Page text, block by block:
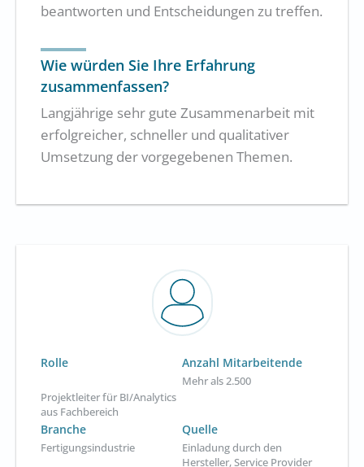
beantworten und Entscheidungen zu treffen.
Wie würden Sie Ihre Erfahrung
zusammenfassen?
Langjährige sehr gute Zusammenarbeit mit
erfolgreicher, schneller und qualitativer
Umsetzung der vorgegebenen Themen.
Rolle
Projektleiter für BI/Analytics
aus Fachbereich
Anzahl Mitarbeitende
Mehr als 2.500
Branche
Fertigungsindustrie
Quelle
Einladung durch den
Hersteller, Service Provider